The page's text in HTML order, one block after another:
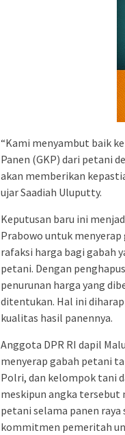
“Kami menyambut baik
Panen (GKP) dari petani
akan memberikan
ujar Saadiah Uluputty.
Keputusan baru ini
Prabowo untuk
rafaksi harga bagi gabah
petani. Dengan
penurunan harga yang
ditentukan. Hal ini
kualitas hasil panennya.
Anggota DPR RI dapil
menyerap gabah petani
Polri, dan kelompok tani
meskipun angka tersebut
petani selama panen
kommitmen pemeritah